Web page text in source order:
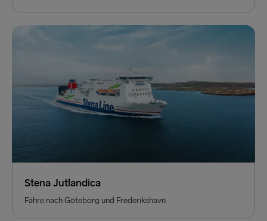
Stena Jutlandica
Fähre nach Göteborg und Frederikshavn